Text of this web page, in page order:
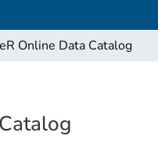
Online Data Catalog